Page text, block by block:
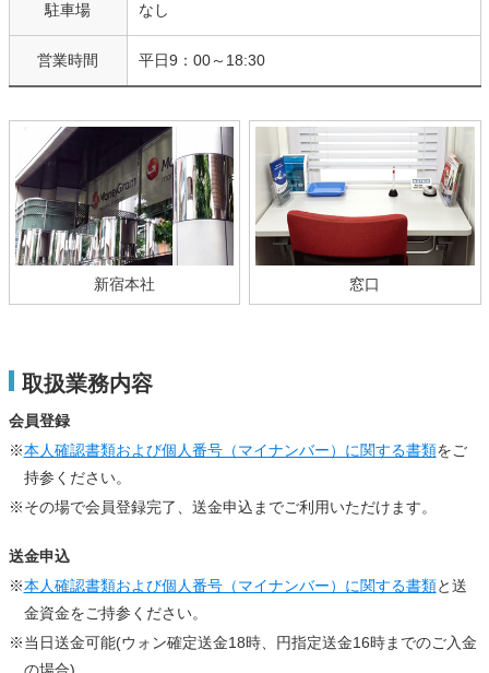
駐車場 なし
営業時間 平日9：00～18:30
新宿本社 窓口
取扱業務内容
会員登録
※本人確認書類および個人番号（マイナンバー）に関する書類をご
持参ください。
※その場で会員登録完了、送金申込までご利用いただけます。
送金申込
※本人確認書類および個人番号（マイナンバー）に関する書類と送
金資金をご持参ください。
※当日送金可能(ウォン確定送金18時、円指定送金16時までのご入金
の場合)。